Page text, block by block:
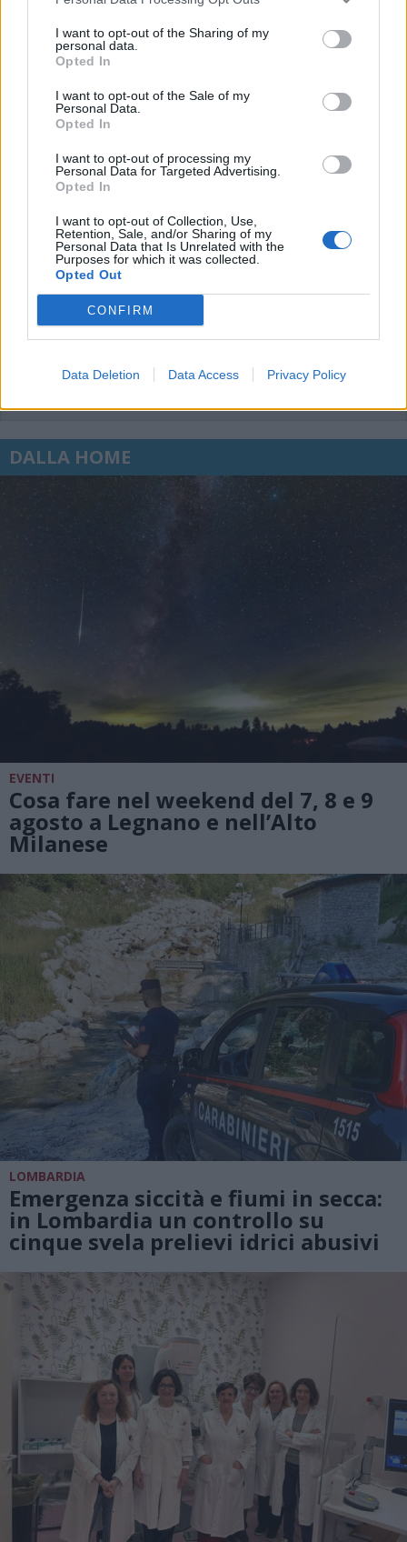
I want to opt-out of the Sharing of my
personal data.
Opted In
I want to opt-out of the Sale of my
Personal Data.
Opted In
I want to opt-out of processing my
Personal Data for Targeted Advertising.
Opted In
I want to opt-out of Collection, Use,
Retention, Sale, and/or Sharing of my
Personal Data that Is Unrelated with the
Purposes for which it was collected.
Opted Out
CONFIRM
Data Deletion Data Access Privacy Policy
Accedioregistratiper commentare questo
L'email è richiesta ma non verrà mostrata ai visitatori. Il contenuto di questo
commento esprime il pensiero dell'autore e non rappresenta la linea editoriale
di VareseNews.it, che rimane autonoma e indipendente. I messaggi inclusi nei
possono essere automaticamente pubblicati senza filtro preventivo. I commenti
che includano uno o più link a siti esterni verranno rimossi in automatico dal
DALLA HOME
EVENTI
Cosa fare nel weekend del 7, 8 e 9
agosto a Legnano e nell’Alto
Milanese
LOMBARDIA
Emergenza siccità e fiumi in secca:
in Lombardia un controllo su
cinque svela prelievi idrici abusivi